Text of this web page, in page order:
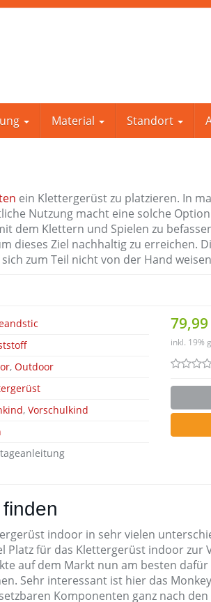
Material Standort
ein Klettergerüst zu platzieren. In
Nutzung macht eine solche
dem Klettern und Spielen zu
dieses Ziel nachhaltig zu erreichen.
zum Teil nicht von der Hand
inkl. 19%
,Outdoor
,Vorschulkind
indoor in sehr vielen
Platz für das Klettergerüst indoor zur
auf dem Markt nun am besten
Sehr interessant ist hier das
Komponenten ganz nach den